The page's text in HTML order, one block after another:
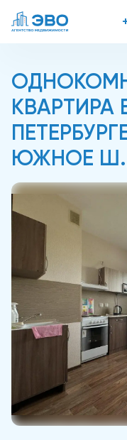
КВАРТИРА
ЮЖНОЕ Ш.,